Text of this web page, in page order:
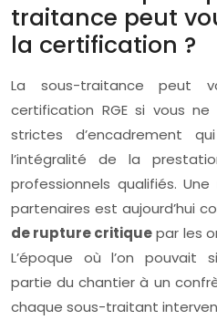
traitance peut
la certification ?
La sous-traitance peut
certification RGE si vous
strictes d’encadrement
l’intégralité de la
professionnels qualifiés.
partenaires est aujourd’hui
de rupture critiquepar les
L’époque où l’on pouvait
partie du chantier à un
chaque sous-traitant